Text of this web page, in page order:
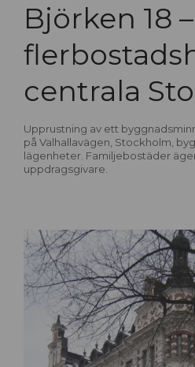
Björken 18 –
centrala
Upprustning av ett
på Valhallavägen, Stockholm,
lägenheter. Familjebostäder
uppdragsgivare.